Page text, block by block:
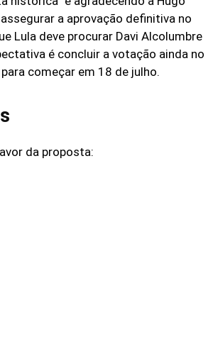
a aprovação definitiva no
Lula deve procurar Davi Alcolumbre
é concluir a votação ainda no
começar em 18 de julho.
da proposta: